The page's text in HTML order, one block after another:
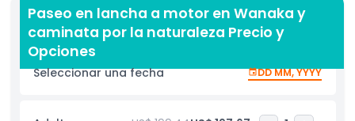
belleza natural del área desde una perspectiva única.
Después del paseo en lancha, disfruta de una caminata
serena por la naturaleza, rodeado de paisajes exuberantes
y cielos despejados. Esta combinación de velocidad y
naturaleza hace que el paseo en lancha a motor en
experiencia verdaderamente inolvidable, ofreciéndote lo
Paseo en lancha a motor en Wanaka y
caminata por la naturaleza Precio y
Opciones
Seleccionar una fecha DD MM, YYYY